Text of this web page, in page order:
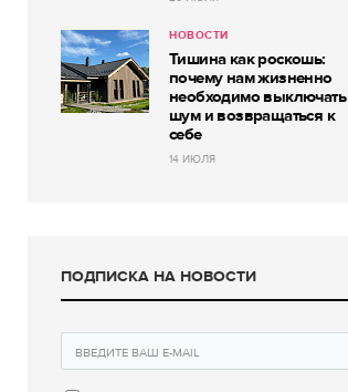
НОВОСТИ
Тишина как роскошь:
почему нам жизненно
необходимо выключать
шум и возвращаться к
себе
14 ИЮЛЯ
ПОДПИСКА НА НОВОСТИ